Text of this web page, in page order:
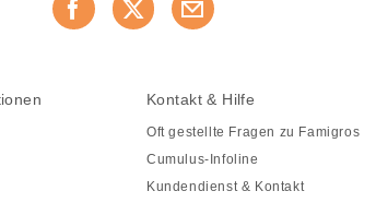
Kontakt & Hilfe
Oft gestellte Fragen zu Famigros
Cumulus-Infoline
Kundendienst & Kontakt